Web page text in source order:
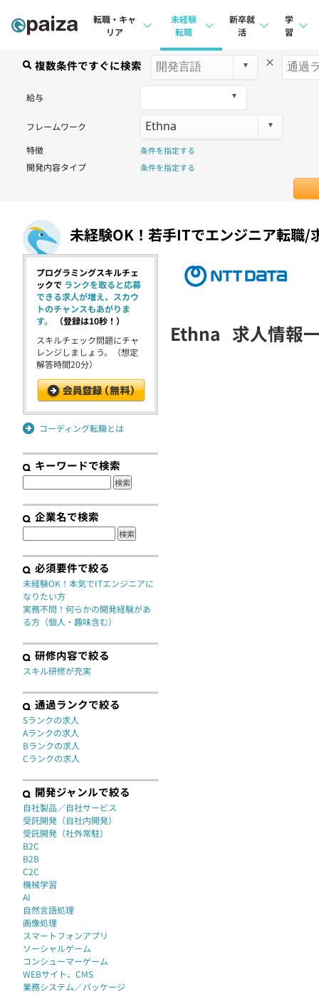
転職・キャ
リア
求人検索
転職成功ガイド
未経験
転職
求人検索
新卒就
活
求人検索
本選考
インターン
イベント・セミナー
学
習
講座
リフ
プラン
契約
複数条件ですぐに検索 ×
給与
フレームワーク
特徴
条件を指定する
開発内容タイプ 条件を指定する
未経験OK！若手ITでエンジニア転職/
Ethna 求人情報
プログラミングスキルチェ
ックで ランクを取ると応募
できる求人が増え、スカウ
トのチャンスもあがりま
す。
（登録は10秒！）
スキルチェック問題にチャ
レンジしましょう。（想定
解答時間20分）
コーディング転職とは
キーワードで検索
企業名で検索
必須要件で絞る
未経験OK！本気でITエンジニアに
なりたい方
実務不問！何らかの開発経験があ
る方（個人・趣味含む）
研修内容で絞る
スキル研修が充実
通過ランクで絞る
Sランクの求人
Aランクの求人
Bランクの求人
Cランクの求人
開発ジャンルで絞る
自社製品／自社サービス
受託開発（自社内開発）
受託開発（社外常駐）
B2C
B2B
C2C
機械学習
AI
自然言語処理
画像処理
スマートフォンアプリ
ソーシャルゲーム
コンシューマーゲーム
WEBサイト、CMS
業務システム／パッケージ